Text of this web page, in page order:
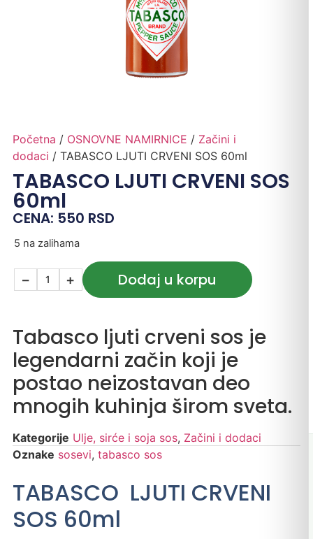
Početna / OSNOVNE NAMIRNICE / Začini i
dodaci / TABASCO LJUTI CRVENI SOS 60ml
TABASCO LJUTI CRVENI SOS
60ml
CENA: 550 RSD
5 na zalihama
− + Dodaj u korpu
Tabasco ljuti crveni sos je
legendarni začin koji je
postao neizostavan deo
mnogih kuhinja širom sveta.
Kategorije Ulje, sirće i soja sos, Začini i dodaci
Oznake sosevi, tabasco sos
TABASCO LJUTI CRVENI
SOS 60ml